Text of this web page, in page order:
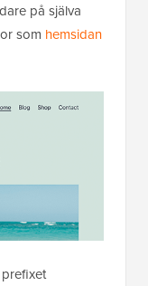
på själva
som hemsidan